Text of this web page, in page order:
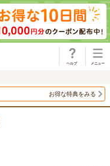
お得な特典をみる